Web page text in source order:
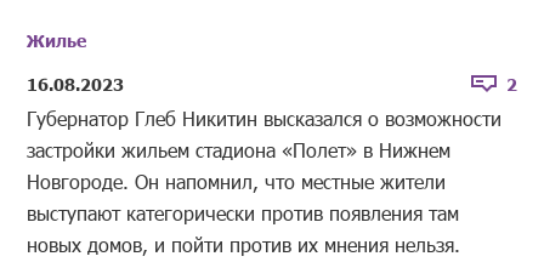
Жилье
16.08.2023
2
Губернатор Глеб Никитин высказался о возможности
застройки жильем стадиона «Полет» в Нижнем
Новгороде. Он напомнил, что местные жители
выступают категорически против появления там
новых домов, и пойти против их мнения нельзя.